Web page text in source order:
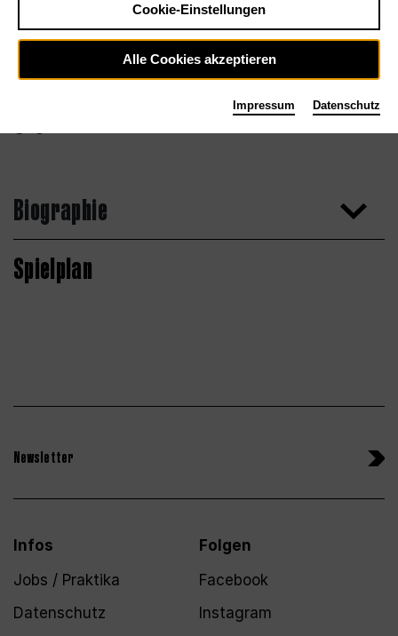
Biographie
Spielplan
Newsletter
Infos
Jobs / Praktika
Datenschutz
Folgen
Facebook
Instagram
Cookie-Einstellungen
Alle Cookies akzeptieren
Impressum Datenschutz